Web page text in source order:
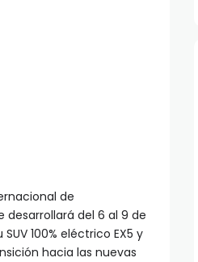
de
desarrollará del 6 al 9 de
100% eléctrico EX5 y
hacia las nuevas